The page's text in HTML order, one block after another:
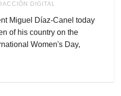
DIGITAL
Miguel Díaz-Canel today
of his country on the
Women's Day,